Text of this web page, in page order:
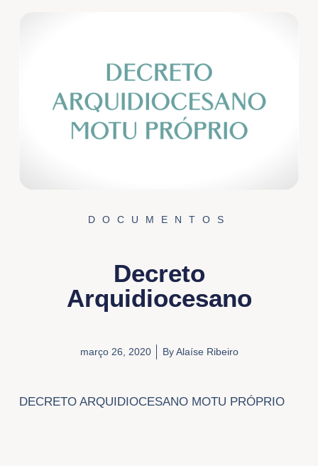
DOCUMENTOS
Decreto
Arquidiocesano
março 26, 2020 ByAlaíse Ribeiro
DECRETO ARQUIDIOCESANO MOTU PRÓPRIO